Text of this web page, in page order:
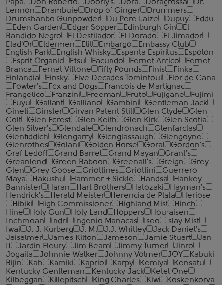
Papa
Don Roberto Doorly's Dora Doragrossa
Dr.
Lennon
Drambuie Drop of Ginger
Drummers
Drumshanbo Gunpowder
Du Pere Laize Dupuy
Eddu
Eden Garden
Edgar Sopper Edinburgh Gin
El
Bandido Negro
El Destilador El Dorado
El Jimador
Elad'Or
Eldermen Elit Embargo
Embassy Club
English Park
English Whisky Espanta Espiritus
Espolon
Esprit Organic
Etsu Facundo Fernet Antico
Fernet
Branca
Fernet Vittone Fifty Pounds Finist
Finka
Finlandia
Finsky Five Decades Tomintoul
Flor de Cana
Fowler's
Fox and Dogs
Francois de Martignac
Frangelico
Franzini Freeman Fruto Fujigane
Fujimi
Fuyu
Gallant Galliano Gambini
Gentleman Jack
Gineti
Ginster Girvan Patent Still Glen Clyde
Glen
Colt
Glen Forest Glen Keith Glen Kirk
Glen Scotia
Glen Silver's
Glendale Glendronach
Glenfarclas
Glenfiddich
Glengarry Glenglassaugh
Glengoyne
Glenrothes
Golani Golden Horse Goral
Gordon's
Graf Ledoff
Grand Barrel Grand Mayan
Grant's
Greanlend
Green Baboon Greenall's Greign
Grey
Glen
Grey Goose Griottines Griottini
Guerrero
Maya
Hakushu Hammer + Sickle Handsa
Hankey
Bannister
Haran Hart Brothers Hatozaki
Hayman's
Hendrick's
Herald Meister Herencia de Plata
Heriose
Hibiki
High Commissioner Highland Mist
Hinch
Hine
Holy Gun Holy Land Hoppers
Houraisen
Inchmoan
Indri Ingenio Manacas Iseo
Islay Mist
Iwai
J. J. Kurberg J. M. J.J. Whitley
Jack Daniel's
Jaisalmer
James Kilton Jameson Jamie Stuart
Jan
Jardin Fleury Jim Beam Jimmy Turner
Jinro
Jogaila
Johnnie Walker Johnny Volmer JOY
Kabuki
Bijin
Kah Kamiki Kapriol Karpy Kemlya
Kensatu
Kentucky Gentleman
Kentucky Jack
Ketel One
Kilbeggan
Killepitsch King Charles Kiwi
Koskenkorva